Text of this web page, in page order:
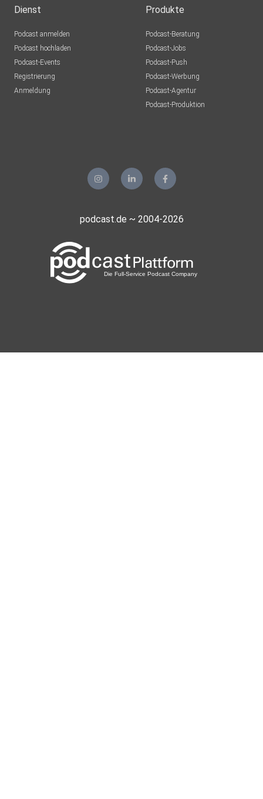
Dienst
Podcast anmelden
Podcast hochladen
Podcast-Events
Registrierung
Anmeldung
Produkte
Podcast-Beratung
Podcast-Jobs
Podcast-Push
Podcast-Werbung
Podcast-Agentur
Podcast-Produktion
podcast.de ~ 2004-2026